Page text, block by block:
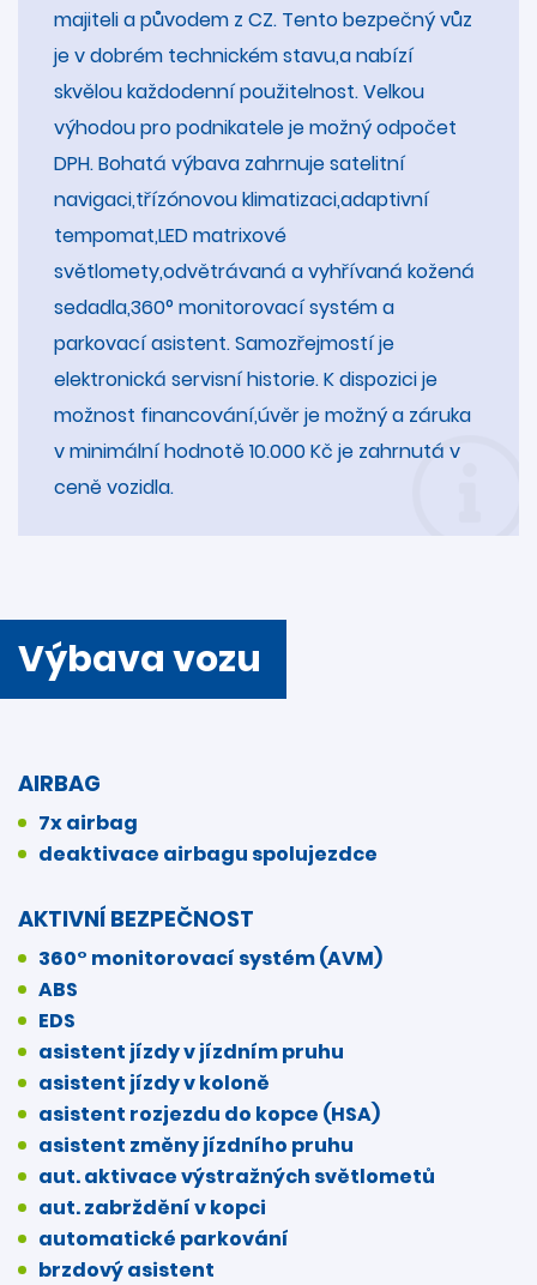
majiteli a původem z CZ. Tento bezpečný vůz
je v dobrém technickém stavu,a nabízí
skvělou každodenní použitelnost. Velkou
výhodou pro podnikatele je možný odpočet
DPH. Bohatá výbava zahrnuje satelitní
navigaci,třízónovou klimatizaci,adaptivní
tempomat,LED matrixové
světlomety,odvětrávaná a vyhřívaná kožená
sedadla,360° monitorovací systém a
parkovací asistent. Samozřejmostí je
elektronická servisní historie. K dispozici je
možnost financování,úvěr je možný a záruka
v minimální hodnotě 10.000 Kč je zahrnutá v
ceně vozidla.
Výbava vozu
AIRBAG
7x airbag
deaktivace airbagu spolujezdce
AKTIVNÍ BEZPEČNOST
360° monitorovací systém (AVM)
ABS
EDS
asistent jízdy v jízdním pruhu
asistent jízdy v koloně
asistent rozjezdu do kopce (HSA)
asistent změny jízdního pruhu
aut. aktivace výstražných světlometů
aut. zabrždění v kopci
automatické parkování
brzdový asistent